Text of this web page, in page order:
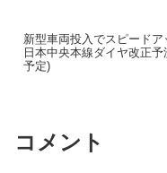
新型車両投入でスピード
日本中央本線ダイヤ改正予
予定)
コメント